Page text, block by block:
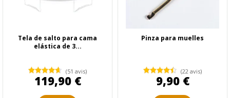
Tela de salto para cama
elástica de 3...
(51 avis)
119,90 €
Pinza para muelles
(22 avis)
9,90 €